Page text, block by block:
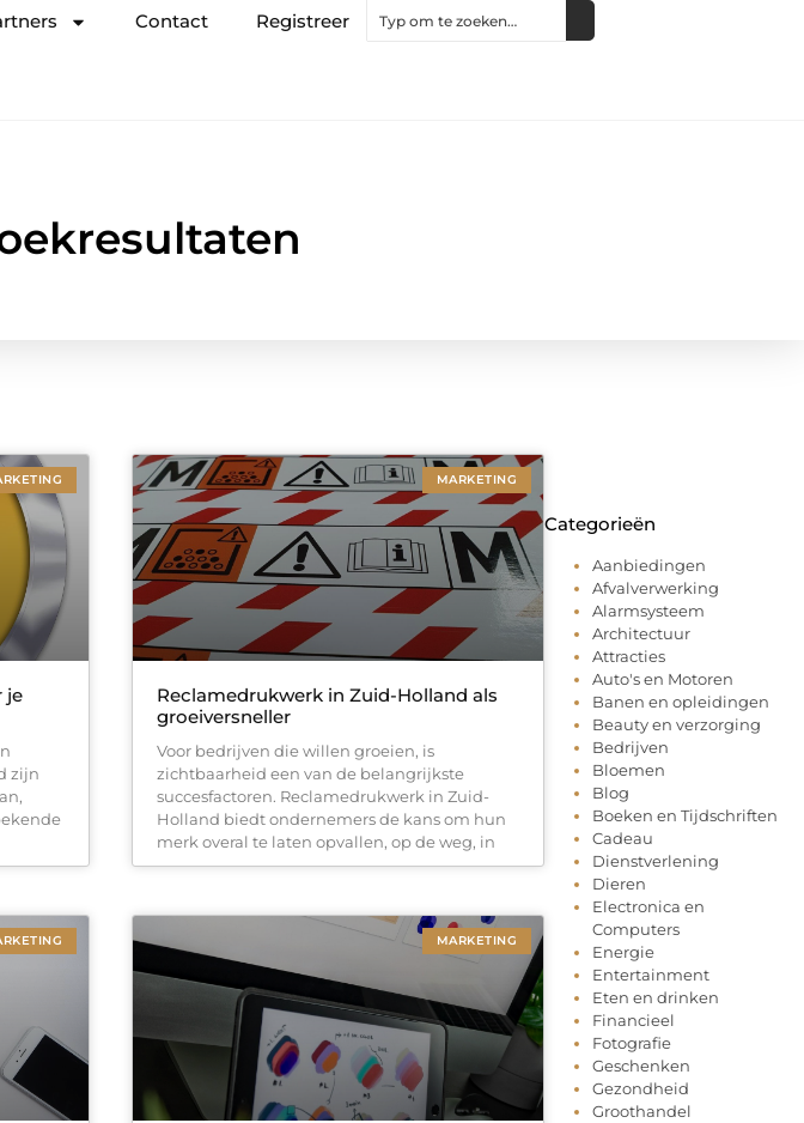
Contact Registreer
je
zijn
MARKETING
Reclamedrukwerk in Zuid-Holland als
groeiversneller
Voor bedrijven die willen groeien, is
zichtbaarheid een van de belangrijkste
succesfactoren. Reclamedrukwerk in Zuid-
Holland biedt ondernemers de kans om hun
merk overal te laten opvallen, op de weg, in
MARKETING
Categorieën
Aanbiedingen
Afvalverwerking
Alarmsysteem
Architectuur
Attracties
Auto's en Motoren
Banen en opleidingen
Beauty en verzorging
Bedrijven
Bloemen
Blog
Boeken en Tijdschriften
Cadeau
Dienstverlening
Dieren
Electronica en
Computers
Energie
Entertainment
Eten en drinken
Financieel
Fotografie
Geschenken
Gezondheid
Groothandel